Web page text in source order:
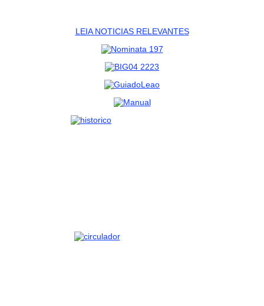
LEIA NOTICIAS RELEVANTES